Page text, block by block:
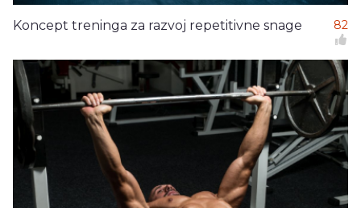
Koncept treninga za razvoj repetitivne snage 82